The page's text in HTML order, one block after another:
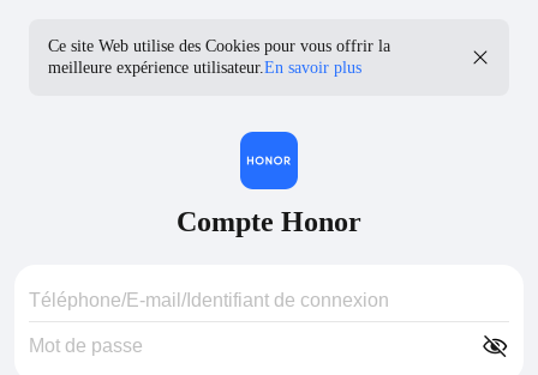
Ce site Web utilise des Cookies pour vous offrir la
meilleure expérience utilisateur.En savoir plus
Compte Honor